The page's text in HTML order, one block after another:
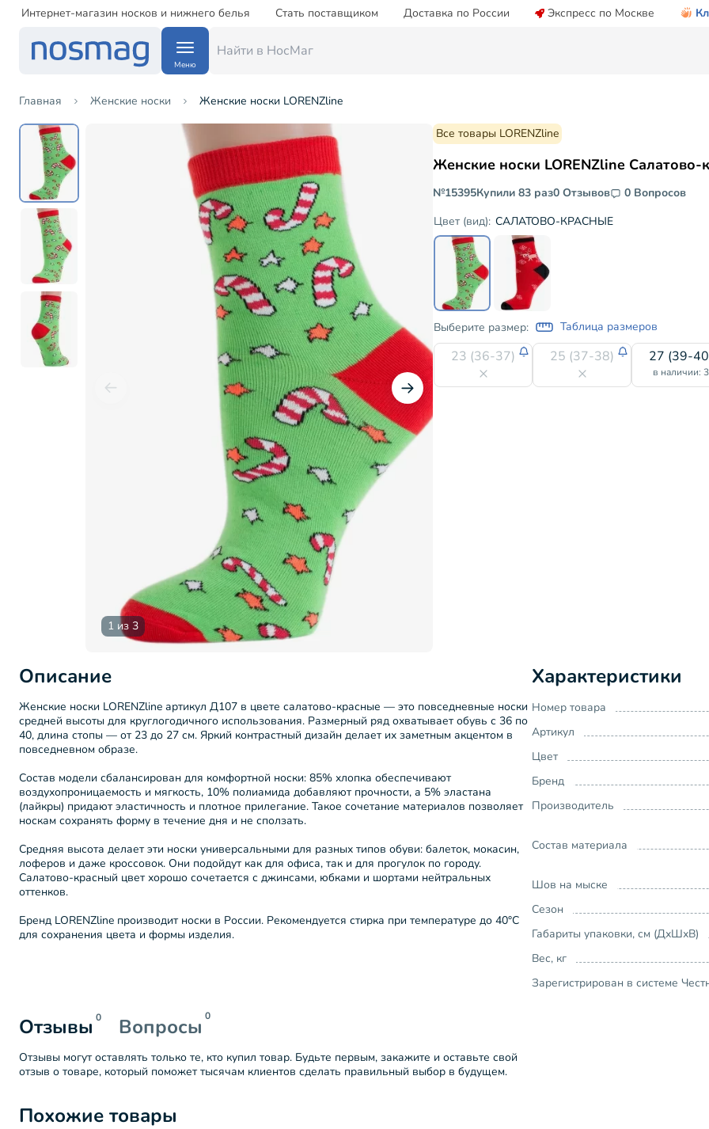
Интернет-магазин носков и нижнего белья Стать поставщиком Доставка по России Экспресс по Москве
Меню
Главная Женские носки Женские носки LORENZline
1 из 3
Все товары LORENZline
Женские носки LORENZline Салатово-
№15395Купили 83 раз0 Отзывов
0 Вопросов
Цвет (вид): САЛАТОВО-КРАСНЫЕ
Выберите размер: Таблица размеров
23 (36-37) 25 (37-38) 27 (39-
в наличии: 3
Описание
Женские носки LORENZline артикул Д107 в цвете салатово-красные — это повседневные носки
средней высоты для круглогодичного использования. Размерный ряд охватывает обувь с 36 по
40, длина стопы — от 23 до 27 см. Яркий контрастный дизайн делает их заметным акцентом в
повседневном образе.
Состав модели сбалансирован для комфортной носки: 85% хлопка обеспечивают
воздухопроницаемость и мягкость, 10% полиамида добавляют прочности, а 5% эластана
(лайкры) придают эластичность и плотное прилегание. Такое сочетание материалов позволяет
носкам сохранять форму в течение дня и не сползать.
Средняя высота делает эти носки универсальными для разных типов обуви: балеток, мокасин,
лоферов и даже кроссовок. Они подойдут как для офиса, так и для прогулок по городу.
Салатово-красный цвет хорошо сочетается с джинсами, юбками и шортами нейтральных
оттенков.
Бренд LORENZline производит носки в России. Рекомендуется стирка при температуре до 40°C
для сохранения цвета и формы изделия.
Характеристики
Номер товара
Артикул
Цвет
Бренд
Производитель
Состав материала
Шов на мыске
Сезон
Габариты упаковки, см (ДхШхВ)
Вес, кг
Зарегистрирован в системе
Отзывы 0 Вопросы 0
Отзывы могут оставлять только те, кто купил товар. Будьте первым, закажите и оставьте свой
отзыв о товаре, который поможет тысячам клиентов сделать правильный выбор в будущем.
Похожие товары